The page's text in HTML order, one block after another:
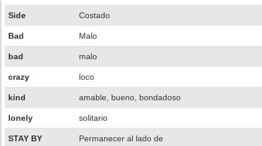
Side Costado
Bad Malo
bad malo
crazy loco
kind amable, bueno, bondadoso
lonely solitario
STAY BY Permanecer al lado de